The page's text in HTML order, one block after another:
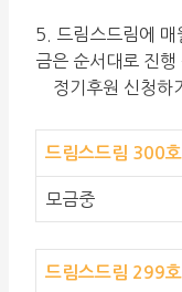
5. 드림스드림에 매
금은 순서대로 진행
정기후원 신청
드림스드림 300
모금중
드림스드림 299